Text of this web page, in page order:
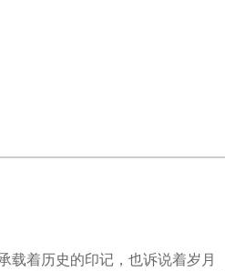
载着历史的印记，也诉说着岁月